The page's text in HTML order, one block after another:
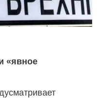
«явное